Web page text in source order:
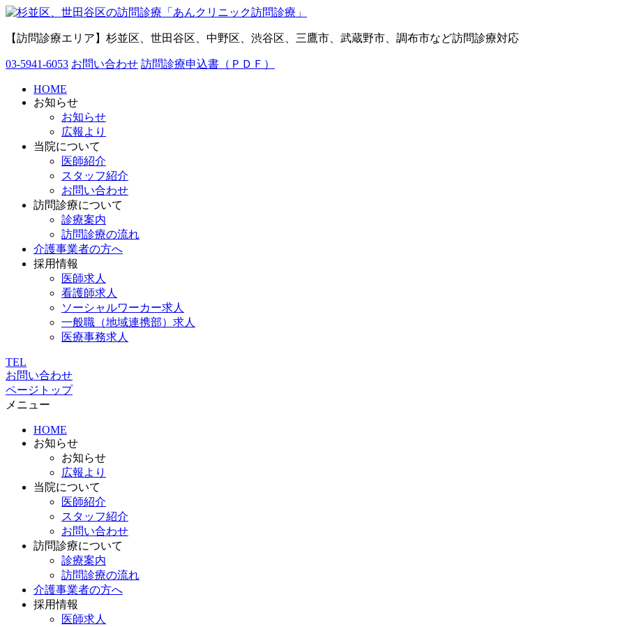
【訪問診療エリア】杉並区、世田谷区、中野区、渋谷区、三鷹市、武蔵野市、調布市など訪問診療対応
03-5941-6053 お問い合わせ 訪問診療申込書（ＰＤＦ）
HOME
お知らせ
お知らせ
広報より
当院について
医師紹介
スタッフ紹介
お問い合わせ
訪問診療について
診療案内
訪問診療の流れ
介護事業者の方へ
採用情報
医師求人
看護師求人
ソーシャルワーカー求人
一般職（地域連携部）求人
医療事務求人
TEL
お問い合わせ
ページトップ
メニュー
HOME
お知らせ
お知らせ
広報より
当院について
医師紹介
スタッフ紹介
お問い合わせ
訪問診療について
診療案内
訪問診療の流れ
介護事業者の方へ
採用情報
医師求人